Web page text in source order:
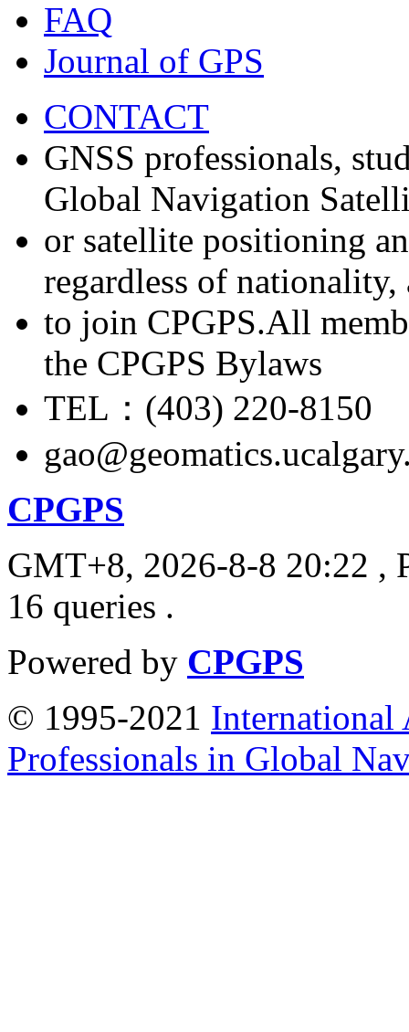
FAQ
Journal of GPS
CONTACT
GNSS professionals,
Global Navigation
or satellite positioning
regardless of nationality,
to join CPGPS.All
the CPGPS Bylaws
TEL：(403) 220-8150
CPGPS
GMT+8, 2026-8-8 20:22 ,
16 queries .
Powered by CPGPS
© 1995-2021 International
Professionals in Global